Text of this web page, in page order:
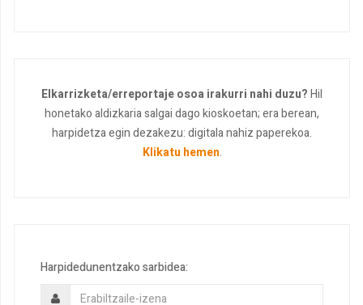
Elkarrizketa/erreportaje osoa irakurri nahi duzu?Hil
honetako aldizkaria salgai dago kioskoetan; era berean,
harpidetza egin dezakezu: digitala nahiz paperekoa.
Klikatu hemen.
Harpidedunentzako sarbidea: